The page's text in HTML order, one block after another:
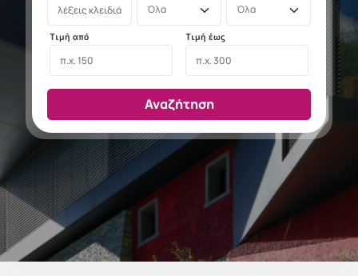
Τιμή από Τιμή έως
Αναζήτηση